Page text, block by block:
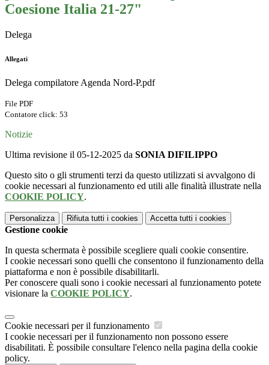
Coesione Italia 21-27"
Delega
Allegati
Delega compilatore Agenda Nord-P.pdf
File PDF
Contatore click: 53
Notizie
Ultima revisione il 05-12-2025 da SONIA DIFILIPPO
Questo sito o gli strumenti terzi da questo utilizzati si avvalgono di
cookie necessari al funzionamento ed utili alle finalità illustrate nella
COOKIE POLICY.
Personalizza Rifiuta tutti i cookies Accetta tutti i cookies
Gestione cookie
In questa schermata è possibile scegliere quali cookie consentire.
I cookie necessari sono quelli che consentono il funzionamento della
piattaforma e non è possibile disabilitarli.
Per conoscere quali sono i cookie necessari al funzionamento potete
visionare la COOKIE POLICY.
Cookie necessari per il funzionamento
I cookie necessari per il funzionamento non possono essere
disabilitati. È possibile consultare l'elenco nella pagina della cookie
policy.